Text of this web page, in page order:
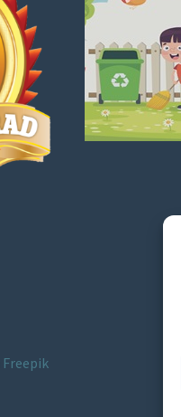
Freepik